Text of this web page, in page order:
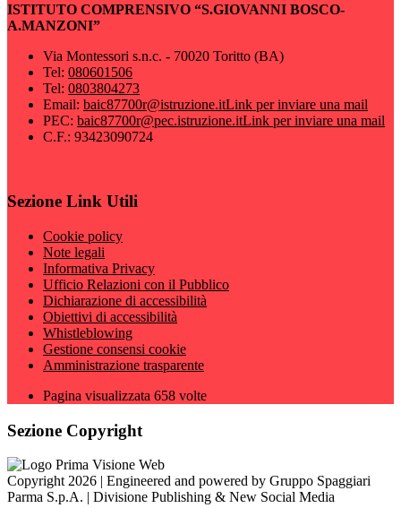
ISTITUTO COMPRENSIVO “S.GIOVANNI BOSCO-
A.MANZONI”
Via Montessori s.n.c. - 70020 Toritto (BA)
Tel: 080601506
Tel: 0803804273
Email: baic87700r@istruzione.itLink per inviare una mail
PEC: baic87700r@pec.istruzione.itLink per inviare una mail
C.F.: 93423090724
Sezione Link Utili
Cookie policy
Note legali
Informativa Privacy
Ufficio Relazioni con il Pubblico
Dichiarazione di accessibilità
Obiettivi di accessibilità
Whistleblowing
Gestione consensi cookie
Amministrazione trasparente
Pagina visualizzata 658 volte
Sezione Copyright
Copyright 2026 | Engineered and powered by Gruppo Spaggiari
Parma S.p.A. | Divisione Publishing & New Social Media